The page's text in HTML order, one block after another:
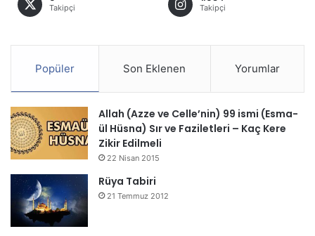
Takipçi Takipçi
Popüler Son Eklenen Yorumlar
Allah (Azze ve Celle’nin) 99 ismi (Esma-
ül Hüsna) Sır ve Faziletleri – Kaç Kere
Zikir Edilmeli
22 Nisan 2015
Rüya Tabiri
21 Temmuz 2012